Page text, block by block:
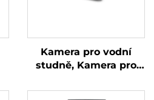
Kamera pro vodní
studně, Kamera pro